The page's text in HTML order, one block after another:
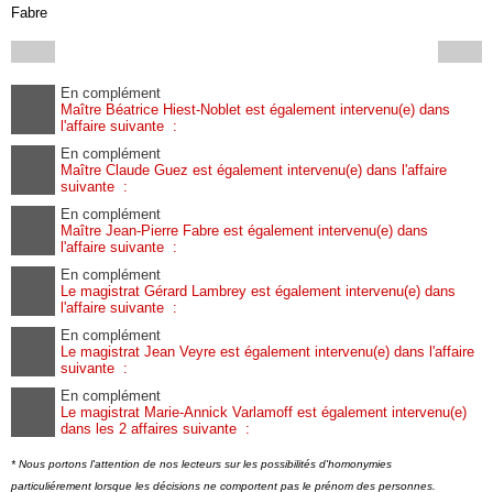
Fabre
En complément
Maître Béatrice Hiest-Noblet est également intervenu(e) dans
l'affaire suivante :
En complément
Maître Claude Guez est également intervenu(e) dans l'affaire
suivante :
En complément
Maître Jean-Pierre Fabre est également intervenu(e) dans
l'affaire suivante :
En complément
Le magistrat Gérard Lambrey est également intervenu(e) dans
l'affaire suivante :
En complément
Le magistrat Jean Veyre est également intervenu(e) dans l'affaire
suivante :
En complément
Le magistrat Marie-Annick Varlamoff est également intervenu(e)
dans les 2 affaires suivante :
* Nous portons l'attention de nos lecteurs sur les possibilités d'homonymies
particuliérement lorsque les décisions ne comportent pas le prénom des personnes.